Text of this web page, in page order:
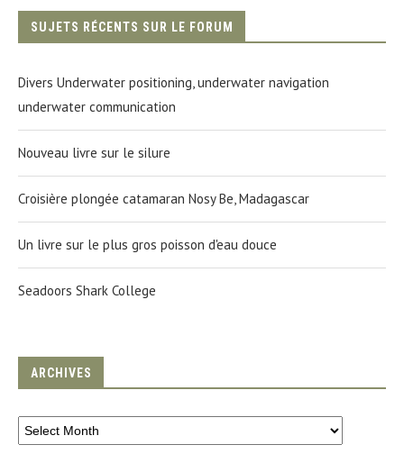
SUJETS RÉCENTS SUR LE FORUM
Divers Underwater positioning, underwater navigation
underwater communication
Nouveau livre sur le silure
Croisière plongée catamaran Nosy Be, Madagascar
Un livre sur le plus gros poisson d'eau douce
Seadoors Shark College
ARCHIVES